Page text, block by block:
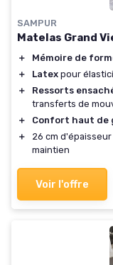
SAMPUR
Matelas Grand
＋ Mémoire de
＋
Latex pour
＋
Ressorts
transferts de
＋
Confort haut de
＋
26 cm
maintien
Voir l'offre